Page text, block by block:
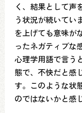
く、結果として声
う状況が続いてい
を上げても意味が
ったネガティブな
心理学用語で言う
態で、不快だと感
す。このような状
のではないかと感